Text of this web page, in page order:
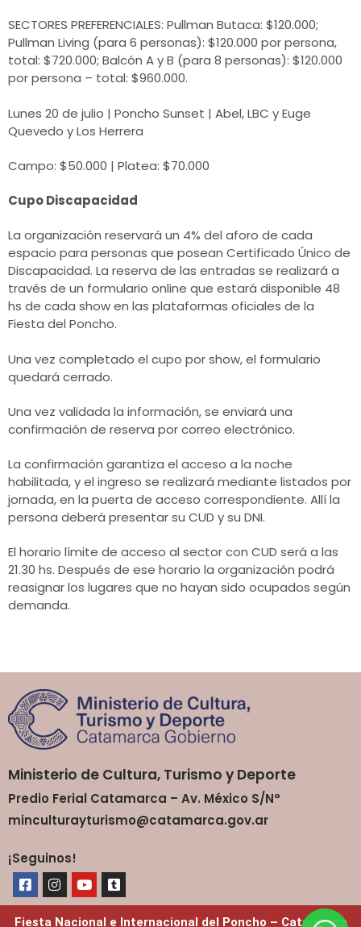
SECTORES PREFERENCIALES: Pullman Butaca: $120.000;
Pullman Living (para 6 personas): $120.000 por persona,
total: $720.000; Balcón A y B (para 8 personas): $120.000
por persona – total: $960.000.
Lunes 20 de julio | Poncho Sunset | Abel, LBC y Euge
Quevedo y Los Herrera
Campo: $50.000 | Platea: $70.000
Cupo Discapacidad
La organización reservará un 4% del aforo de cada
espacio para personas que posean Certificado Único de
Discapacidad. La reserva de las entradas se realizará a
través de un formulario online que estará disponible 48
hs de cada show en las plataformas oficiales de la
Fiesta del Poncho.
Una vez completado el cupo por show, el formulario
quedará cerrado.
Una vez validada la información, se enviará una
confirmación de reserva por correo electrónico.
La confirmación garantiza el acceso a la noche
habilitada, y el ingreso se realizará mediante listados por
jornada, en la puerta de acceso correspondiente. Allí la
persona deberá presentar su CUD y su DNI.
El horario límite de acceso al sector con CUD será a las
21.30 hs. Después de ese horario la organización podrá
reasignar los lugares que no hayan sido ocupados según
demanda.
Ministerio de Cultura, Turismo y Deporte
Predio Ferial Catamarca – Av. México S/N°
minculturayturismo@catamarca.gov.ar
¡Seguinos!
Fiesta Nacional e Internacional del Poncho – Catamarca